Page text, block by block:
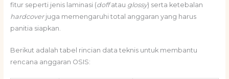
fitur seperti jenis laminasi (doffatau glossy) serta ketebalan
hardcoverjuga memengaruhi total anggaran yang harus
panitia siapkan.
Berikut adalah tabel rincian data teknis untuk membantu
rencana anggaran OSIS: